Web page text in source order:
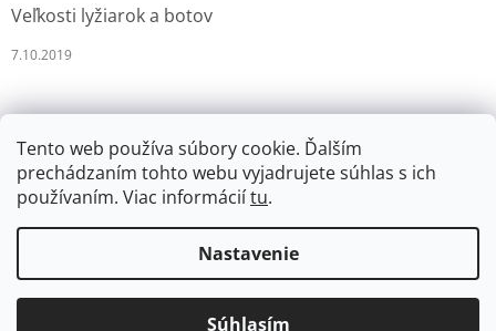
Tento web používa súbory cookie. Ďalším
prechádzaním tohto webu vyjadrujete súhlas s ich
používaním. Viac informáciítu.
Nastavenie
Súhlasím
Veľkosti lyžiarok a botov
7.10.2019
Copyright 2026LYŽÁRNA-BRUSLÁRNA. Všetky práva
vyhradené.